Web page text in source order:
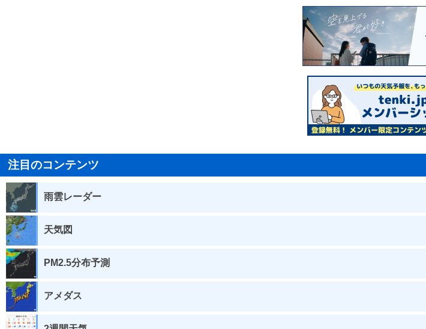
注目のコンテンツ
雨雲レーダー
天気図
PM2.5分布予測
アメダス